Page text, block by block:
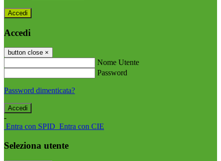
Accedi
Accedi
button close ×
Nome Utente
Password
Password dimenticata?
-
Entra con SPID Entra con CIE
Seleziona utente